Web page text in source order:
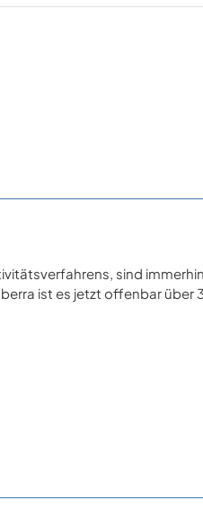
sind
ist es jetzt offenbar